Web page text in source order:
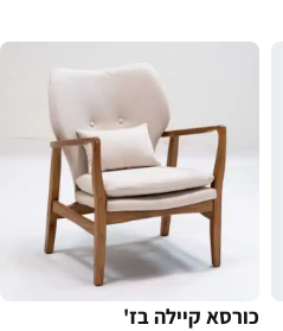
כורסא קיילה בז'